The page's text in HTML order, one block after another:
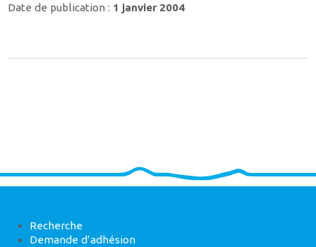
Date de publication : 1 janvier 2004
Recherche
Demande d’adhésion